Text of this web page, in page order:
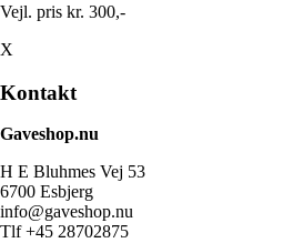
Vejl. pris kr. 300,-
X
Kontakt
Gaveshop.nu
H E Bluhmes Vej 53
6700 Esbjerg
info@gaveshop.nu
Tlf +45 28702875